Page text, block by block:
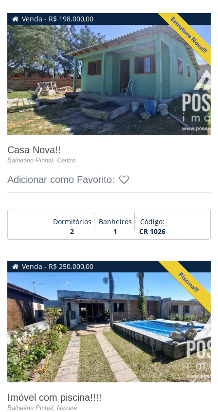
Venda - R$ 198.000,00 Estrutura Nova!!!
Casa Nova!!
Balneário Pinhal, Centro
Adicionar como Favorito:
Dormitórios
2
Banheiros
1
Código:
CR 1026
Venda - R$ 250.000,00
Piscina!!!
Imóvel com piscina!!!!
Balneário Pinhal, Nazaré